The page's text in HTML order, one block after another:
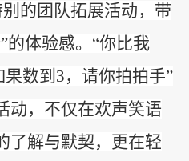
的团队拓展活动，带
的体验感。 “你比我
果数到 3，请你拍拍手”
动，不仅在欢声笑语
了解与默契，更在轻